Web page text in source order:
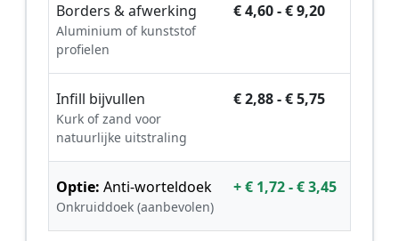
Borders & afwerking
Aluminium of kunststof
profielen
€ 4,60 - € 9,20
Infill bijvullen
Kurk of zand voor
natuurlijke uitstraling
€ 2,88 - € 5,75
Optie: Anti-worteldoek
Onkruiddoek (aanbevolen)
+ € 1,72 - € 3,45